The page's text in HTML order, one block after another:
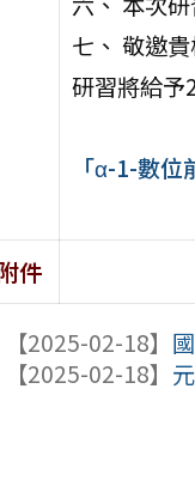
七、 敬邀
研習將給
「α-1-數
件
【2025-02-18】
【2025-02-18】